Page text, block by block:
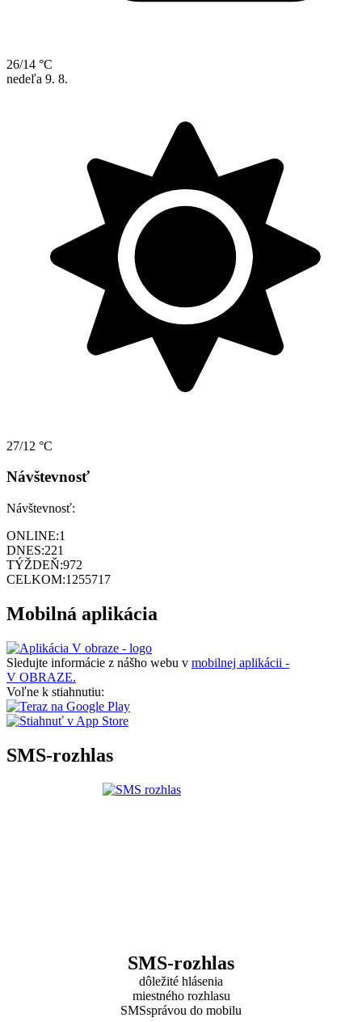
26/14 °C
nedeľa 9. 8.
27/12 °C
Návštevnosť
Návštevnosť:
ONLINE:1
DNES:221
TÝŽDEŇ:972
CELKOM:1255717
Mobilná aplikácia
Sledujte informácie z nášho webu v mobilnej aplikácii -
V OBRAZE.
Voľne k stiahnutiu:
SMS-rozhlas
SMS-rozhlas
dôležité hlásenia
miestného rozhlasu
SMSsprávou do mobilu